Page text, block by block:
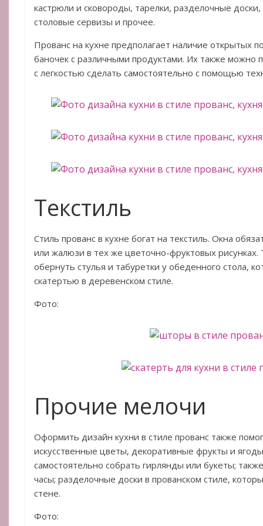
кастрюли и сковороды, тарелки, разделочные
столовые сервизы и прочее.
Прованс на кухне предполагает наличие открытых
баночек с различными продуктами. Их также можно
с легкостью сделать самостоятельно с помощью
Текстиль
Стиль прованс в кухне богат на текстиль. Окна
или жалюзи в тех же цветочно-фруктовых
обернуть стулья и табуретки у обеденного стола,
скатертью в деревенском стиле.
Фото:
Прочие мелочи
Оформить дизайн кухни в стиле прованс также
искусственные цветы, декоративные фрукты и
самостоятельно собрать гирлянды или букеты;
часы; разделочные доски в прованском стиле,
стене.
Фото: